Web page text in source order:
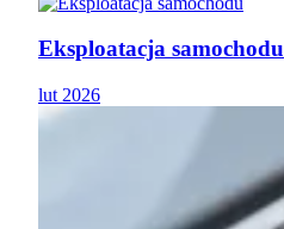
Eksploatacja samochodu
lut 2026